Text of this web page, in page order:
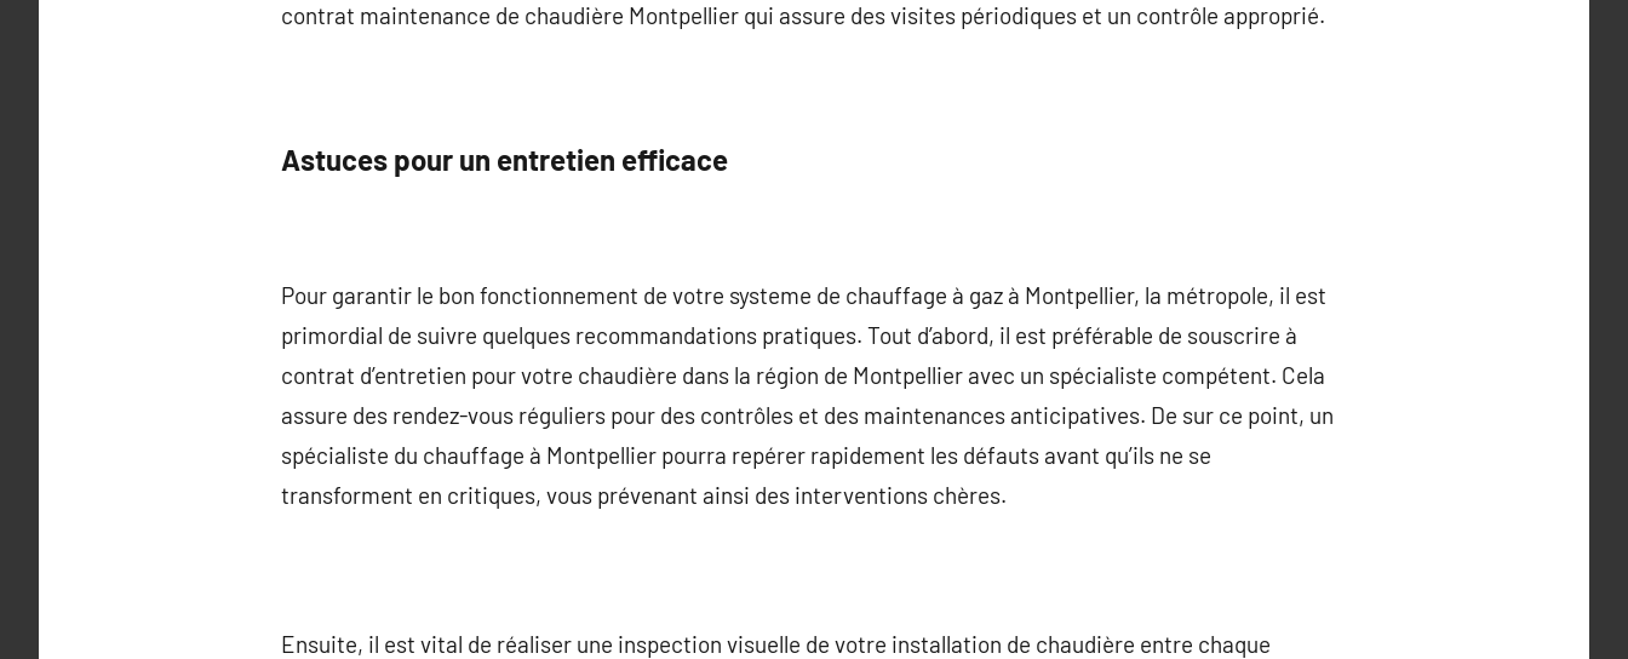
contrat maintenance de chaudière Montpellier qui assure des visites périodiques et un contrôle approprié.
Astuces pour un entretien efficace
Pour garantir le bon fonctionnement de votre systeme de chauffage à gaz à Montpellier, la métropole, il est
primordial de suivre quelques recommandations pratiques. Tout d’abord, il est préférable de souscrire à
contrat d’entretien pour votre chaudière dans la région de Montpellier avec un spécialiste compétent. Cela
assure des rendez-vous réguliers pour des contrôles et des maintenances anticipatives. De sur ce point, un
spécialiste du chauffage à Montpellier pourra repérer rapidement les défauts avant qu’ils ne se
transforment en critiques, vous prévenant ainsi des interventions chères.
Ensuite, il est vital de réaliser une inspection visuelle de votre installation de chaudière entre chaque